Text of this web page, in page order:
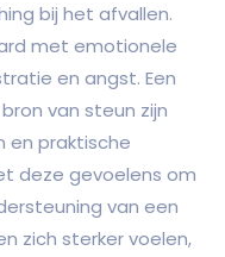
bij het afvallen.
met emotionele
en angst. Een
van steun zijn
en praktische
deze gevoelens om
van een
zich sterker voelen,